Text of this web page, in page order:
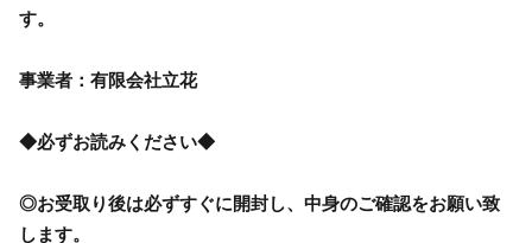
す。
事業者：有限会社立花
◆必ずお読みください◆
◎お受取り後は必ずすぐに開封し、中身のご確認をお願い致
します。